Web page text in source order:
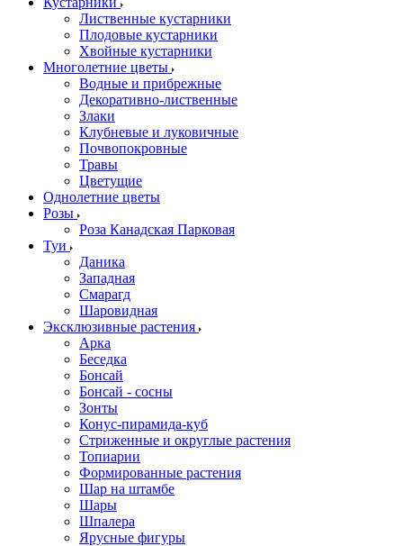
Лиственные кустарники
Плодовые кустарники
Хвойные кустарники
Многолетние цветы
Водные и прибрежные
Декоративно-лиственные
Злаки
Клубневые и луковичные
Почвопокровные
Травы
Цветущие
Однолетние цветы
Розы
Роза Канадская Парковая
Туи
Даника
Западная
Смарагд
Шаровидная
Эксклюзивные растения
Арка
Беседка
Бонсай
Бонсай - сосны
Зонты
Конус-пирамида-куб
Стриженные и округлые растения
Топиарии
Формированные растения
Шар на штамбе
Шары
Шпалера
Ярусные фигуры